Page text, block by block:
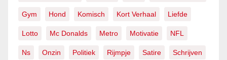
Gym Hond Komisch Kort Verhaal Liefde
Lotto Mc Donalds Metro Motivatie NFL
Ns Onzin Politiek Rijmpje Satire Schrijven